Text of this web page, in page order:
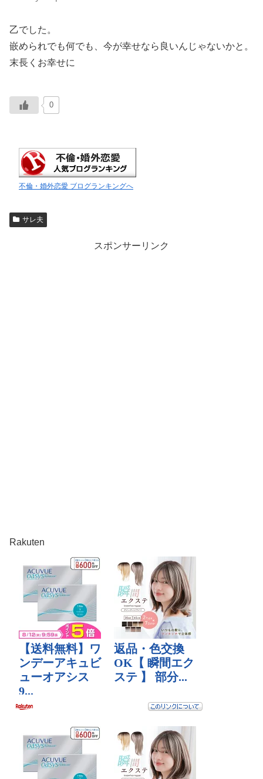
乙でした。
嵌められでも何でも、今が幸せなら良いんじゃないかと。
末長くお幸せに
0
不倫・婚外恋愛 ブログランキングへ
サレ夫
スポンサーリンク
Rakuten